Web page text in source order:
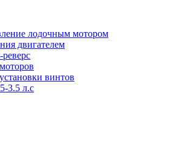
лодочным мотором
двигателем
винтов
3.5 л.с